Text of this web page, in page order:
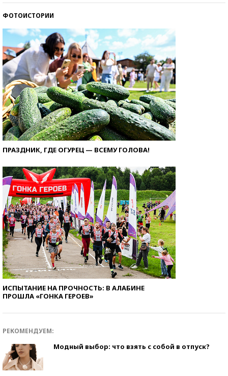
ФОТОИСТОРИИ
ПРАЗДНИК, ГДЕ ОГУРЕЦ — ВСЕМУ ГОЛОВА!
ИСПЫТАНИЕ НА ПРОЧНОСТЬ: В АЛАБИНЕ
ПРОШЛА «ГОНКА ГЕРОЕВ»
РЕКОМЕНДУЕМ:
Модный выбор: что взять с собой в отпуск?